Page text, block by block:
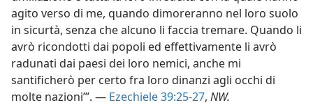
agito verso di me, quando dimoreranno nel loro suolo
in sicurtà, senza che alcuno li faccia tremare. Quando li
avrò ricondotti dai popoli ed effettivamente li avrò
radunati dai paesi dei loro nemici, anche mi
santificherò per certo fra loro dinanzi agli occhi di
molte nazioni’”. — Ezechiele 39:25-27, NW.